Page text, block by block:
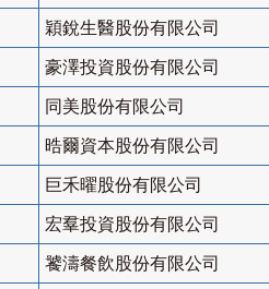
穎銳生醫股份有限公司
豪澤投資股份有限公司
同美股份有限公司
晧爾資本股份有限公司
巨禾曜股份有限公司
宏羣投資股份有限公司
饕濤餐飲股份有限公司